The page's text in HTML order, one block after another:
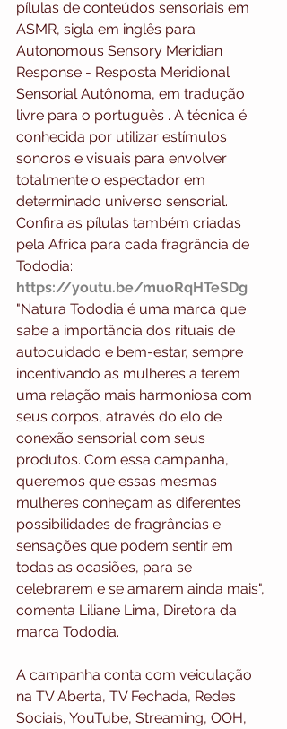
pílulas de conteúdos sensoriais em
ASMR, sigla em inglês para
Autonomous Sensory Meridian
Response - Resposta Meridional
Sensorial Autônoma, em tradução
livre para o português . A técnica é
conhecida por utilizar estímulos
sonoros e visuais para envolver
totalmente o espectador em
determinado universo sensorial.
Confira as pílulas também criadas
pela Africa para cada fragrância de
Tododia:
https://youtu.be/muoRqHTeSDg
"Natura Tododia é uma marca que
sabe a importância dos rituais de
autocuidado e bem-estar, sempre
incentivando as mulheres a terem
uma relação mais harmoniosa com
seus corpos, através do elo de
conexão sensorial com seus
produtos. Com essa campanha,
queremos que essas mesmas
mulheres conheçam as diferentes
possibilidades de fragrâncias e
sensações que podem sentir em
todas as ocasiões, para se
celebrarem e se amarem ainda mais",
comenta Liliane Lima, Diretora da
marca Tododia.
A campanha conta com veiculação
na TV Aberta, TV Fechada, Redes
Sociais, YouTube, Streaming, OOH,